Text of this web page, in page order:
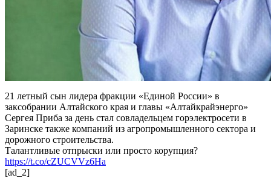
21 летный сын лидера фракции «Единой России» в
заксобрании Алтайского края и главы «Алтайкрайэнерго»
Сергея Приба за день стал совладельцем горэлектросети в
Заринске также компаний из агропромышленного сектора и
дорожного строительства.
Талантливые отпрыски или просто корупция?
https://t.co/cZUCVVz6Ha
[ad_2]